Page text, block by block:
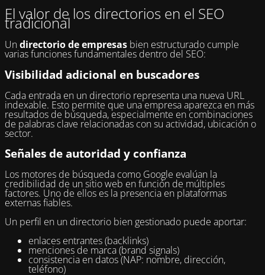
El valor de los directorios en el SEO
tradicional
Undirectorio de empresas bien estructurado cumple
varias funciones fundamentales dentro del SEO:
Visibilidad adicional en buscadores
Cada entrada en un directorio representa una nueva URL
indexable. Esto permite que una empresa aparezca en más
resultados de búsqueda, especialmente en combinaciones
de palabras clave relacionadas con su actividad, ubicación o
sector.
Señales de autoridad y confianza
Los motores de búsqueda como Google evalúan la
credibilidad de un sitio web en función de múltiples
factores. Uno de ellos es la presencia en plataformas
externas fiables.
Un perfil en un directorio bien gestionado puede aportar:
enlaces entrantes (backlinks)
menciones de marca (brand signals)
consistencia en datos (NAP: nombre, dirección,
teléfono)